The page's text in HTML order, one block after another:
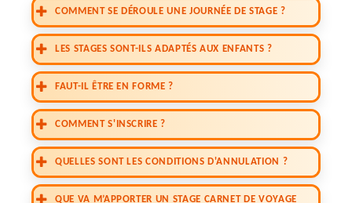
COMMENT SE DÉROULE UNE JOURNÉE DE STAGE ?
LES STAGES SONT-ILS ADAPTÉS AUX ENFANTS ?
FAUT-IL ÊTRE EN FORME ?
COMMENT S'INSCRIRE ?
QUELLES SONT LES CONDITIONS D'ANNULATION ?
QUE VA M’APPORTER UN STAGE CARNET DE VOYAGE